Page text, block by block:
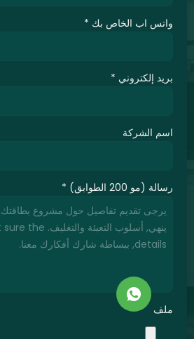
اب الخاص بك *
إلكتروني *
الشركة
200 الطوابق) *